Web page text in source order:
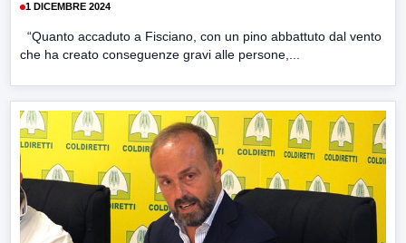
1 DICEMBRE 2024
“Quanto accaduto a Fisciano, con un pino abbattuto dal vento
che ha creato conseguenze gravi alle persone,...